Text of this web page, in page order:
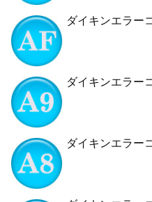
ダイキンエラー
ダイキンエラー
ダイキンエラー